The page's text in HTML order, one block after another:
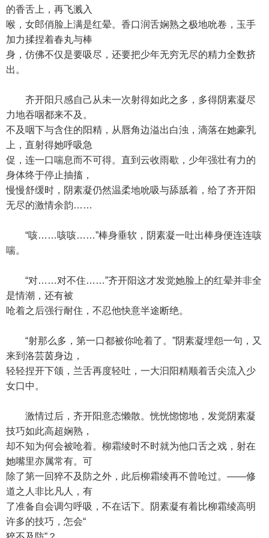
的香舌上，再飞溅入
喉，女郎俏脸上满是红晕。香口润舌娴熟之极地吮卷，玉手
加力揉捏着春丸与棒
身，仿佛不仅是要吸尽，还要把少年无穷无尽的精力全数挤
出。
齐开阳只感自己从未一次射得如此之多，多得阴素凝尽
力地吞咽都来不及。
不及咽下与含住的阳精，从唇角边溢出白浊，滴落在她豪乳
上，直射得她呼吸急
促，连一口喘息而不可得。直到云收雨歇，少年强壮有力的
身体终于停止抽搐，
慢慢舒缓时，阴素凝仍然温柔地吮吸与舔舐着，给了齐开阳
无尽的激情余韵……
“咳……咳咳……”棒身垂软，阴素凝一吐出棒身便连连咳
喘。
“对……对不住……”齐开阳这才发觉她脸上的红晕并非全
是情潮，还有被
呛着之后强行耐住，不忍他快意半途断绝。
“射那么多，第一口都被你呛着了。”阴素凝埋怨一句，又
来到洛芸茵身边，
轻轻捏开下颌，兰舌再度轻吐，一大汩阳精顺着舌尖流入少
女口中。
激情过后，齐开阳意态懒散。恍恍惚惚地，发觉阴素凝
技巧如此高超娴熟，
却不知为何会被呛着。柳霜绫时不时就为他口舌之戏，射在
她嘴里亦属常有。可
除了第一回猝不及防之外，此后柳霜绫再不曾呛过。——修
道之人非比凡人，有
了准备自会调匀呼吸，不在话下。阴素凝有着比柳霜绫高明
许多的技巧，怎会“